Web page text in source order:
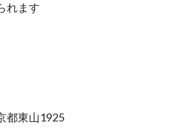
れます
都東山1925